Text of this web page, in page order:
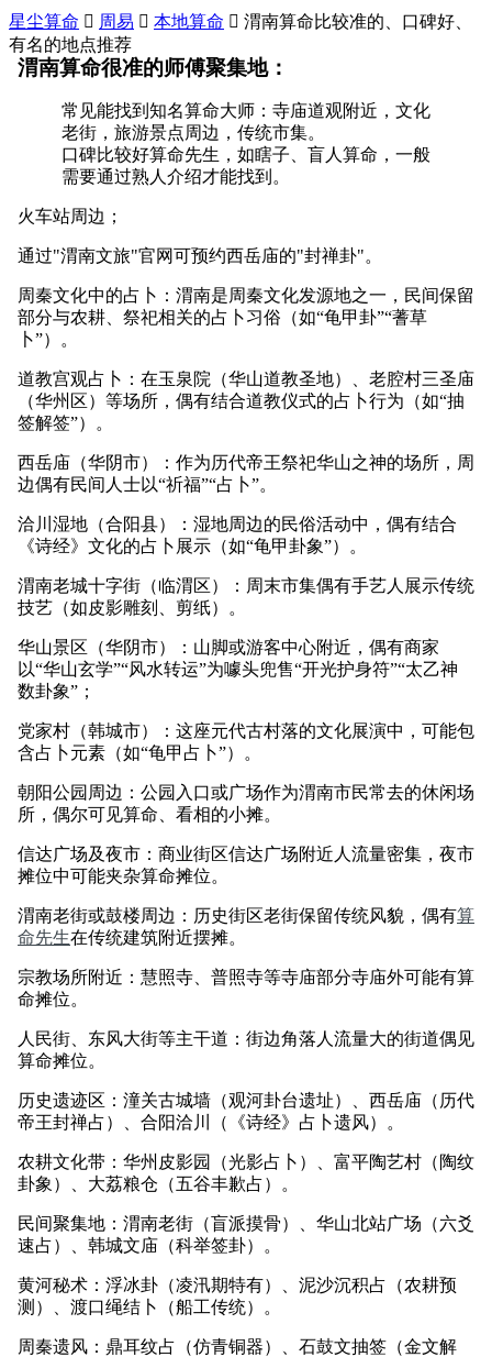
星尘算命  周易  本地算命  渭南算命比较准的、口碑好、
有名的地点推荐
渭南算命很准的师傅聚集地：
常见能找到知名算命大师：寺庙道观附近，文化
老街，旅游景点周边，传统市集。
口碑比较好算命先生，如瞎子、盲人算命，一般
需要通过熟人介绍才能找到。
火车站周边；
通过"渭南文旅"官网可预约西岳庙的"封禅卦"。
周秦文化中的占卜：渭南是周秦文化发源地之一，民间保留
部分与农耕、祭祀相关的占卜习俗（如“龟甲卦”“蓍草
卜”）。
道教宫观占卜：在玉泉院（华山道教圣地）、老腔村三圣庙
（华州区）等场所，偶有结合道教仪式的占卜行为（如“抽
签解签”）。
西岳庙（华阴市）：作为历代帝王祭祀华山之神的场所，周
边偶有民间人士以“祈福”“占卜”。
洽川湿地（合阳县）：湿地周边的民俗活动中，偶有结合
《诗经》文化的占卜展示（如“龟甲卦象”）。
渭南老城十字街（临渭区）：周末市集偶有手艺人展示传统
技艺（如皮影雕刻、剪纸）。
华山景区（华阴市）：山脚或游客中心附近，偶有商家
以“华山玄学”“风水转运”为噱头兜售“开光护身符”“太乙神
数卦象”；
党家村（韩城市）：这座元代古村落的文化展演中，可能包
含占卜元素（如“龟甲占卜”）。
朝阳公园周边：公园入口或广场作为渭南市民常去的休闲场
所，偶尔可见算命、看相的小摊。
信达广场及夜市：商业街区信达广场附近人流量密集，夜市
摊位中可能夹杂算命摊位。
渭南老街或鼓楼周边：历史街区老街保留传统风貌，偶有算
命先生在传统建筑附近摆摊。
宗教场所附近：慧照寺、普照寺等寺庙部分寺庙外可能有算
命摊位。
人民街、东风大街等主干道：街边角落人流量大的街道偶见
算命摊位。
历史遗迹区：潼关古城墙（观河卦台遗址）、西岳庙（历代
帝王封禅占）、合阳洽川（《诗经》占卜遗风）。
农耕文化带：华州皮影园（光影占卜）、富平陶艺村（陶纹
卦象）、大荔粮仓（五谷丰歉占）。
民间聚集地：渭南老街（盲派摸骨）、华山北站广场（六爻
速占）、韩城文庙（科举签卦）。
黄河秘术：浮冰卦（凌汛期特有）、泥沙沉积占（农耕预
测）、渡口绳结卜（船工传统）。
周秦遗风：鼎耳纹占（仿青铜器）、石鼓文抽签（金文解